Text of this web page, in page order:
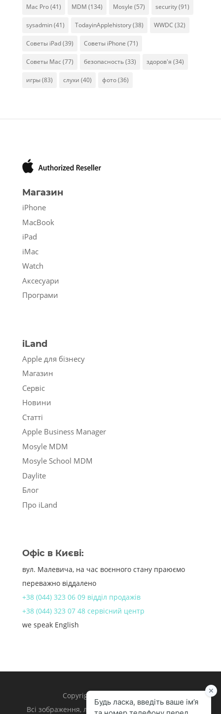
Mac Pro(41) MDM (134) Mosyle (57) security(91)
sysadmin(41) TodayinApplehistory(38) WWDC (32)
Советы iPad(39) Советы iPhone (71)
Советы Mac (77) безопасность(33) здоров'я (34)
игры(83) слухи (40) фото(36)
Магазин
iPhone
MacBook
iPad
iMac
Watch
Аксесуари
Програми
iLand
Apple для бізнесу
Магазин
Сервіс
Новини
Статті
Apple Business Manager
Mosyle MDM
Mosyle School MDM
Daylite
Блог
Про iLand
Офіс в Києві:
вул. Малевича, на час воєнного стану праюємо
переважно віддалено
+38 (044) 323 06 09 відділ продажів
+38 (044) 323 07 48 сервісний центр
we speak English
Copyright 1998 – 2024 iLand.
Всі зображення, логотипи та торгівельні марки є